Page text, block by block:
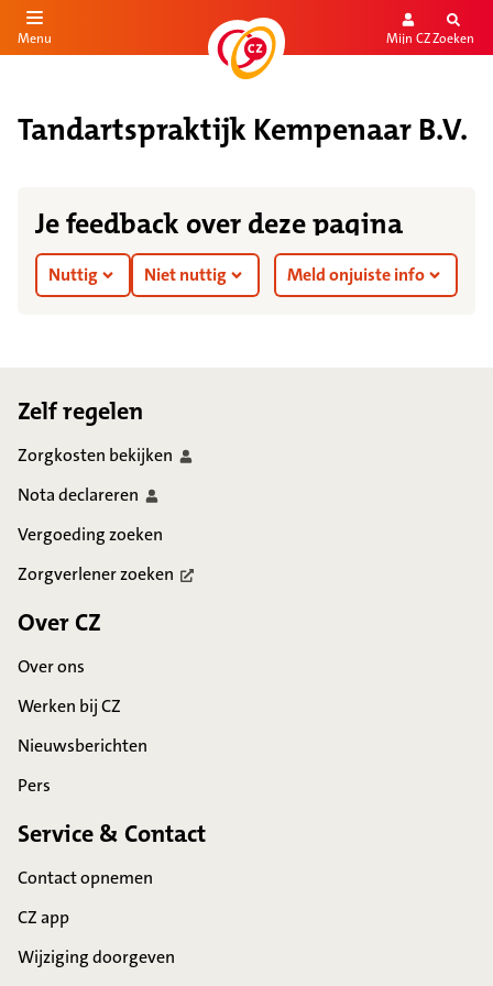
de inhoud
Menu Mijn CZZoeken
Tandartspraktijk Kempenaar B.V.
Je feedback over deze pagina
Nuttig Niet nuttig Meld onjuiste info
Zelf regelen
Zorgkosten bekijken
Notadeclareren
Vergoeding zoeken
Zorgverlenerzoeken
Over CZ
Over ons
Werken bij CZ
Nieuwsberichten
Pers
Service & Contact
Contact opnemen
CZ app
Wijziging doorgeven